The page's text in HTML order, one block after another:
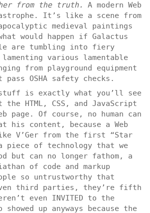
from the truth.
A modern Web
It’s like a scene from
medieval paintings
would happen if Galactus
are tumbling into fiery
lamenting various lamentable
from playground equipment
OSHA safety checks.
is exactly what you’ll see
HTML, CSS, and JavaScript
page. Of course, no human can
his content, because a Web
V’Ger from the first “Star
piece of technology that we
but can no longer fathom, a
of code and markup
so untrustworthy that
third parties, they’re fifth
even INVITED to the
up anyways because the